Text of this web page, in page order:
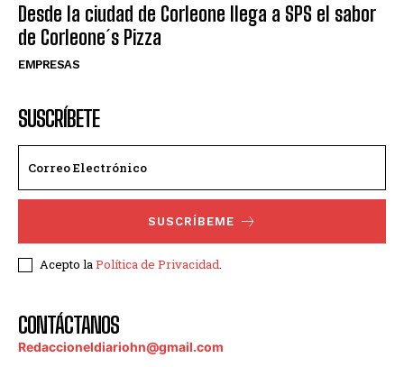
Desde la ciudad de Corleone llega a SPS el sabor
de Corleone´s Pizza
EMPRESAS
SUSCRÍBETE
SUSCRÍBEME
Acepto laPolítica de Privacidad.
CONTÁCTANOS
Redaccioneldiariohn@gmail.com